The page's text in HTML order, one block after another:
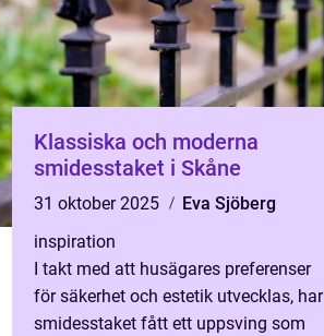
Klassiska och moderna
smidesstaket i Skåne
31 oktober 2025
Eva Sjöberg
inspiration
I takt med att husägares preferenser
för säkerhet och estetik utvecklas, har
smidesstaket fått ett uppsving som